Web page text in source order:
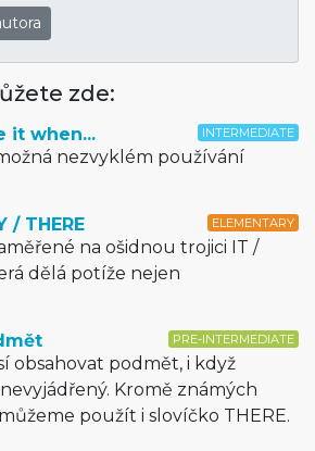
zde:
INTERMEDIATE
it when...
nezvyklém používání
ELEMENTARY
/ THERE
na ošidnou trojici IT /
dělá potíže nejen
PRE-INTERMEDIATE
obsahovat podmět, i když
Kromě známých
použít i slovíčko THERE.